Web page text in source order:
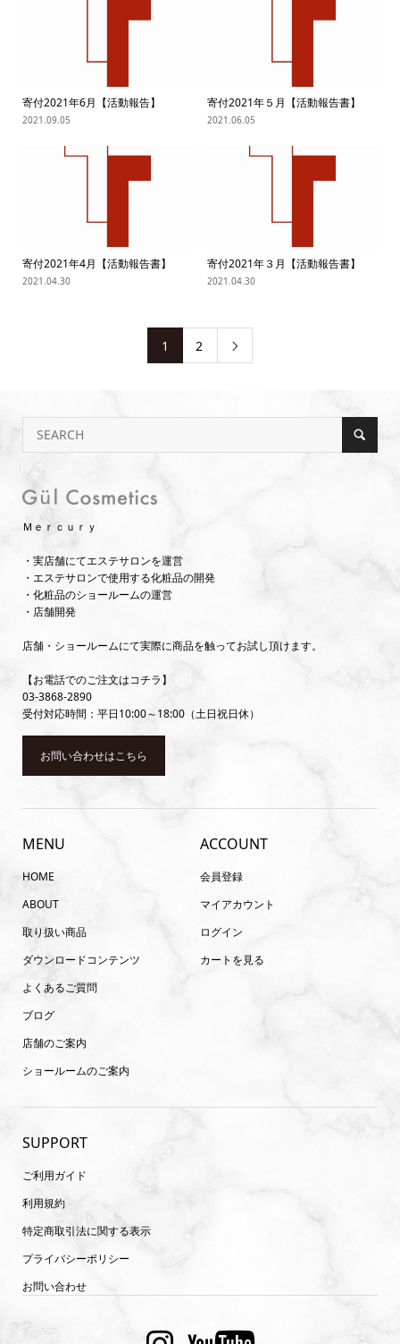
寄付2021年6月【活動報告】
2021.09.05
寄付2021年５月【活動報告書】
2021.06.05
寄付2021年4月【活動報告書】
2021.04.30
寄付2021年３月【活動報告書】
2021.04.30
1 2 
Ｍｅｒｃｕｒｙ
・実店舗にてエステサロンを運営
・エステサロンで使用する化粧品の開発
・化粧品のショールームの運営
・店舗開発
店舗・ショールームにて実際に商品を触ってお試し頂けます。
【お電話でのご注文はコチラ】
03-3868-2890
受付対応時間：平日10:00～18:00（土日祝日休）
お問い合わせはこちら
MENU
HOME
ABOUT
取り扱い商品
ダウンロードコンテンツ
よくあるご質問
ブログ
店舗のご案内
ショールームのご案内
ACCOUNT
会員登録
マイアカウント
ログイン
カートを見る
SUPPORT
ご利用ガイド
利用規約
特定商取引法に関する表示
プライバシーポリシー
お問い合わせ